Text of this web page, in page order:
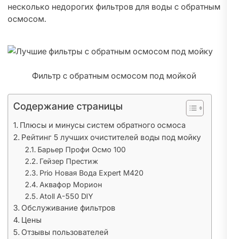
несколько недорогих фильтров для воды с обратным
осмосом.
Фильтр с обратным осмосом под мойкой
Содержание страницы
Плюсы и минусы систем обратного осмоса
Рейтинг 5 лучших очистителей воды под мойку
Барьер Профи Осмо 100
Гейзер Престиж
Prio Новая Вода Expert M420
Аквафор Морион
Atoll A-550 DIY
Обслуживание фильтров
Цены
Отзывы пользователей